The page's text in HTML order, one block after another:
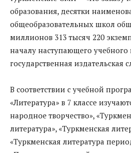
образования, десятки
общеобразовательных школ
миллионов 313 тысяч 220
началу наступающего учебного
государственная издательская
В соответствии с учебной
«Литература» в 7 классе
народное творчество»,
литература», «Туркменская
«Туркменская литература